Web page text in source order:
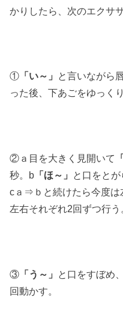
かりしたら、次のエクサ
① 「い～」 と言いながら
った後、下あごをゆっく
②ａ目を大きく見開いて
秒。b 「ほ～」 と口をとが
cａ⇒ｂと続けたら今度は
左右それぞれ2回ずつ行う
③ 「う～」 と口をすぼめ
回動かす。